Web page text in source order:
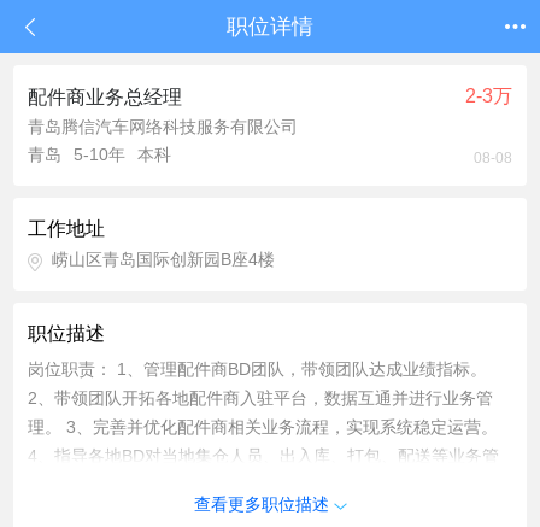
职位详情
配件商业务总经理 2-3万
青岛腾信汽车网络科技服务有限公司
青岛
5-10年 本科 08-08
工作地址
崂山区青岛国际创新园B座4楼
职位描述
岗位职责： 1、管理配件商BD团队，带领团队达成业绩指标。
2、带领团队开拓各地配件商入驻平台，数据互通并进行业务管
理。 3、完善并优化配件商相关业务流程，实现系统稳定运营。
4、指导各地BD对当地集仓人员、出入库、打包、配送等业务管
科及以上学历，理工科类专业为佳。 2、具备全国业务团队管理
查看更多职位描述